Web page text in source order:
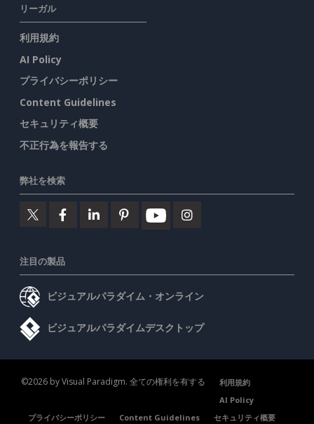
リーガル
利用規約
AI Policy
プライバシーポリシー
Content Guidelines
セキュリティ概要
不正行為を報告する
弊社を検索
注目の製品
ビジュアルパラダイム・オンライン
ビジュアルパラダイムデスクトップ
©2026 by Visual Paradigm. 全ての権利を有する
利用規約
AI Policy
プライバシーポリシー
Content Guidelines セキュリティ概要